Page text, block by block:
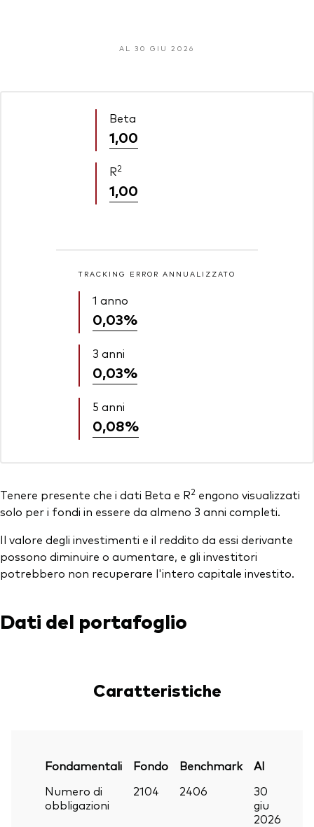
AL 30 GIU 2026
Beta
1,00
R2
1,00
TRACKING ERROR ANNUALIZZATO
1 anno
0,03%
3 anni
0,03%
5 anni
0,08%
Tenere presente che i dati Beta e R2 engono visualizzati
solo per i fondi in essere da almeno 3 anni completi.
Il valore degli investimenti e il reddito da essi derivante
possono diminuire o aumentare, e gli investitori
potrebbero non recuperare l'intero capitale investito.
Dati del portafoglio
Caratteristiche
Fondamentali Fondo Benchmark
Al
Numero di
obbligazioni
2104 2406
30
giu
2026